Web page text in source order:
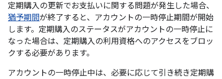
定期購入の更新でお支払いに関する問題が発生した場合、
猶予期間が終了すると、アカウントの一時停止期間が開始
します。定期購入のステータスがアカウントの一時停止に
なった場合は、定期購入の利用資格へのアクセスをブロッ
クする必要があります。
アカウントの一時停止中は、必要に応じて引き続き定期購